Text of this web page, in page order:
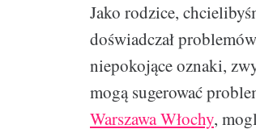
Jako rodzice,
doświadczał
niepokojące oznaki,
mogą sugerować
Warszawa Włochy,